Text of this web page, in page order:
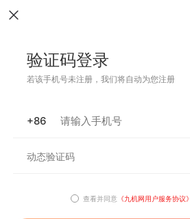
验证码登录
若该手机号未注册，我们将自动为您注册
+86
查看并同意 《九机网用户服务协议》